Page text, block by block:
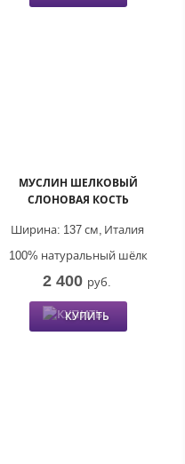
МУСЛИН ШЕЛКОВЫЙ
СЛОНОВАЯ КОСТЬ
Италия
Ширина: 137 см,
100% натуральный шёлк
2 400 руб.
КУПИТЬ